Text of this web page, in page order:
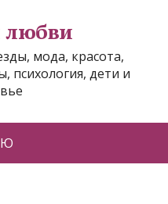
любви
мода, красота,
психология, дети и